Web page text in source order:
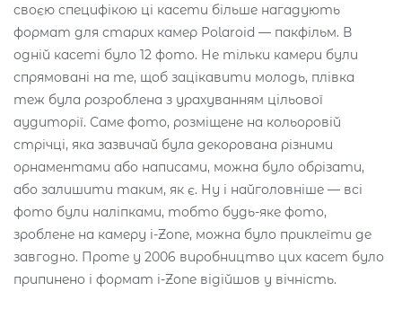
своєю специфікою ці касети більше нагадують
формат для старих камер Polaroid — пакфільм. В
одній касеті було 12 фото. Не тільки камери були
спрямовані на те, щоб зацікавити молодь, плівка
теж була розроблена з урахуванням цільової
аудиторії. Саме фото, розміщене на кольоровій
стрічці, яка зазвичай була декорована різними
орнаментами або написами, можна було обрізати,
або залишити таким, як є. Ну і найголовніше — всі
фото були наліпками, тобто будь-яке фото,
зроблене на камеру i-Zone, можна було приклеїти де
завгодно. Проте у 2006 виробництво цих касет було
припинено і формат i-Zone відійшов у вічність.